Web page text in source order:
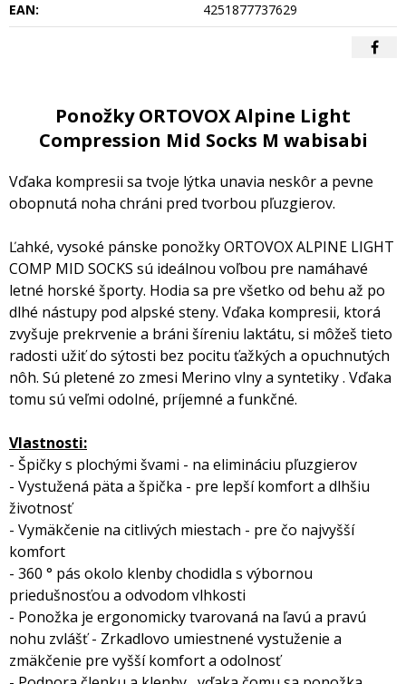
EAN:
4251877737629
Ponožky ORTOVOX Alpine Light
Compression Mid Socks M wabisabi
Vďaka kompresii sa tvoje lýtka unavia neskôr a pevne
obopnutá noha chráni pred tvorbou pľuzgierov.
Ľahké, vysoké pánske ponožky ORTOVOX ALPINE LIGHT
COMP MID SOCKS sú ideálnou voľbou pre namáhavé
letné horské športy. Hodia sa pre všetko od behu až po
dlhé nástupy pod alpské steny. Vďaka kompresii, ktorá
zvyšuje prekrvenie a bráni šíreniu laktátu, si môžeš tieto
radosti užiť do sýtosti bez pocitu ťažkých a opuchnutých
nôh. Sú pletené zo zmesi Merino vlny a syntetiky . Vďaka
tomu sú veľmi odolné, príjemné a funkčné.
Vlastnosti:
- Špičky s plochými švami - na elimináciu pľuzgierov
- Vystužená päta a špička - pre lepší komfort a dlhšiu
životnosť
- Vymäkčenie na citlivých miestach - pre čo najvyšší
komfort
- 360 ° pás okolo klenby chodidla s výbornou
priedušnosťou a odvodom vlhkosti
- Ponožka je ergonomicky tvarovaná na ľavú a pravú
nohu zvlášť - Zrkadlovo umiestnené vystuženie a
zmäkčenie pre vyšší komfort a odolnosť